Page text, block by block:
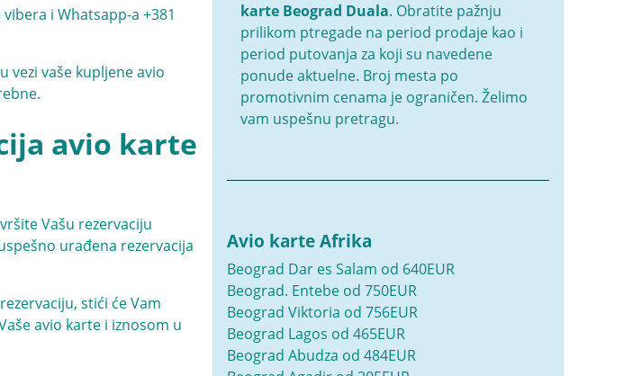
i Whatsapp-a +381
vezi vaše kupljene avio
avio karte
Vašu rezervaciju
urađena rezervacija
stići će Vam
avio karte i iznosom u
karte Beograd Duala. Obratite pažnju
prilikom ptregade na period prodaje kao i
period putovanja za koji su navedene
ponude aktuelne. Broj mesta po
promotivnim cenama je ograničen. Želimo
vam uspešnu pretragu.
Avio karte Afrika
Beograd Dar es Salam od 640EUR
Beograd. Entebe od 750EUR
Beograd Viktoria od 756EUR
Beograd Lagos od 465EUR
Beograd Abudza od 484EUR